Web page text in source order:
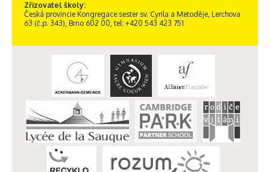
Zřizovatel školy:
Česká provincie Kongregace sester sv. Cyrila a Metoděje, Lerchova
63 (č.p. 343), Brno 602 00, tel: +420 543 423 751